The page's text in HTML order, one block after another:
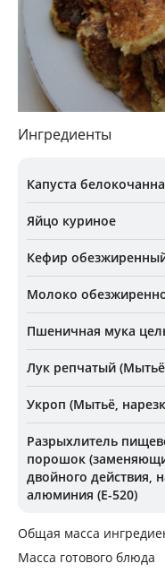
Ингредиенты
Капуста
Яйцо куриное
Кефир
Молоко
Пшеничная мука
Лук репчатый
Укроп (Мытьё,
Разрыхлитель
порошок
двойного действия,
алюминия (Е-520)
Общая масса
Масса готового блюда